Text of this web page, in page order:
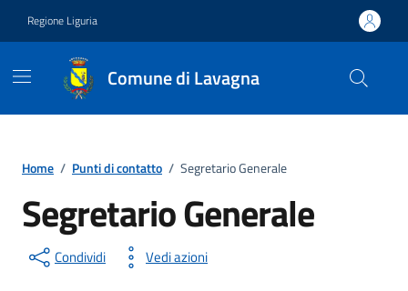
Regione Liguria
Comune di Lavagna
Home / Punti di contatto / Segretario Generale
Segretario Generale
Punto di contatto
Condividi Vedi azioni